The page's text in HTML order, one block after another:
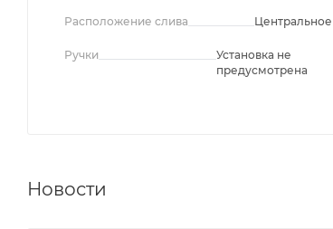
Расположение слива Центральное
Ручки
Установка не
предусмотрена
Новости